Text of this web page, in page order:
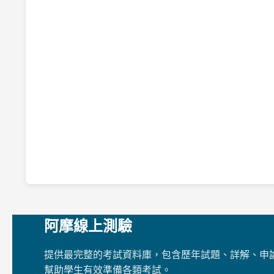
阿摩線上測驗
提供最完整的考試資料庫，包含歷年試題、詳解、申
幫助學生有效準備各類考試。